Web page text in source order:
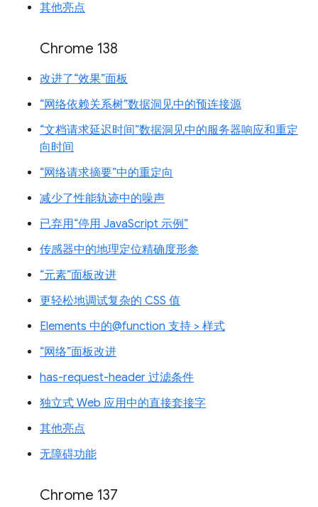
其他亮点
Chrome 138
改进了“效果”面板
“网络依赖关系树”数据洞见中的预连接源
“文档请求延迟时间”数据洞见中的服务器响应和重定
向时间
“网络请求摘要”中的重定向
减少了性能轨迹中的噪声
已弃用“停用 JavaScript 示例”
传感器中的地理定位精确度形参
“元素”面板改进
更轻松地调试复杂的 CSS 值
Elements 中的@function 支持 > 样式
“网络”面板改进
has-request-header 过滤条件
独立式 Web 应用中的直接套接字
其他亮点
无障碍功能
Chrome 137